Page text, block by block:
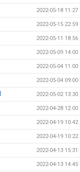
2022-05-18 11:27
2022-05-15 22:59
2022-05-11 18:56
2022-05-09 14:00
2022-05-04 11:00
2022-05-04 09:00
2022-05-02 13:30
2022-04-28 12:00
2022-04-19 10:42
2022-04-19 10:22
2022-04-13 15:31
2022-04-13 14:45